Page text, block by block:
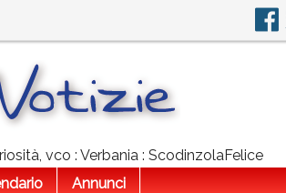
vco : Verbania : ScodinzolaFelice
Annunci